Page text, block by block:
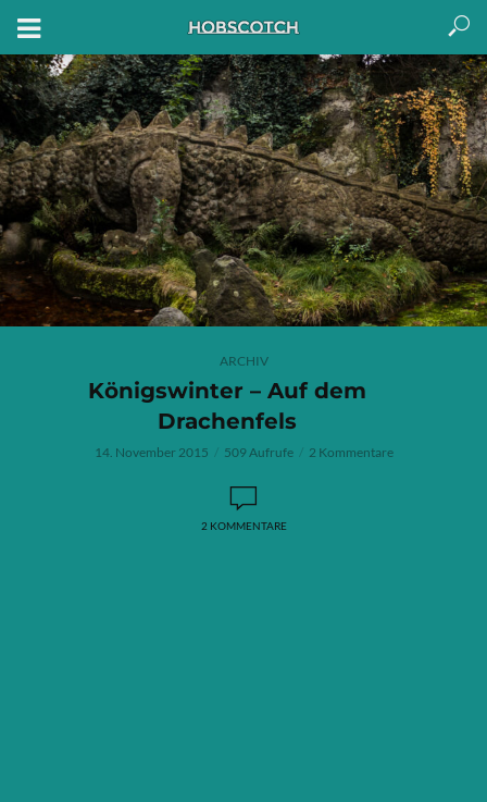
ARCHIV
Königswinter – Auf dem
Drachenfels
14. November 2015 509 Aufrufe 2 Kommentare
2 KOMMENTARE